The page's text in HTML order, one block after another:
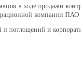
в ходе продажи
компании
и поглощений и